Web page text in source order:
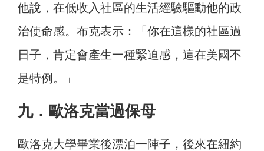
他說，在低收入社區的生活經驗驅動他的政
治使命感。布克表示：「你在這樣的社區過
日子，肯定會產生一種緊迫感，這在美國不
是特例。」
九．歐洛克當過保母
歐洛克大學畢業後漂泊一陣子，後來在紐約